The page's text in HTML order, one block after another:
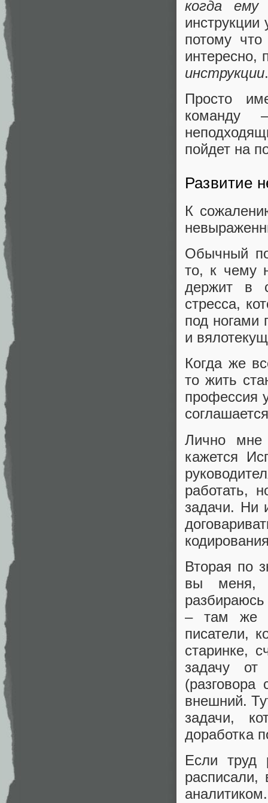
когда
инструкции
потому
интересно,
инструкции.
Просто
команду
пойдет на
Развитие
К
Обычный
то, к чему
держит в
стресса,
под ногами
и
Когда же
то жить
профессия
Лично мне
кажется
работать,
задачи. Ни
Вторая по
вы меня,
– там же
писатели,
старинке,
задачу от
внешний.
задачи,
доработка
Если труд